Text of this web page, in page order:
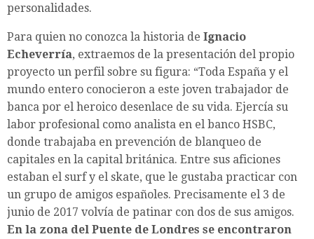
personalidades.
Para quien no conozca la historia de Ignacio
Echeverría, extraemos de la presentación del propio
proyecto un perfil sobre su figura: “Toda España y el
mundo entero conocieron a este joven trabajador de
banca por el heroico desenlace de su vida. Ejercía su
labor profesional como analista en el banco HSBC,
donde trabajaba en prevención de blanqueo de
capitales en la capital británica. Entre sus aficiones
estaban el surf y el skate, que le gustaba practicar con
un grupo de amigos españoles. Precisamente el 3 de
junio de 2017 volvía de patinar con dos de sus amigos.
En la zona del Puente de Londres se encontraron